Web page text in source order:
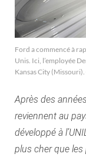
Ford a commencé à
Unis. Ici, l’employée
Kansas City
Après des
reviennent au
développé à
plus cher que les